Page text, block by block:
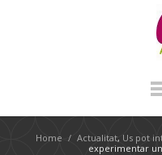
Home / Actualitat, Us pot
experimentar